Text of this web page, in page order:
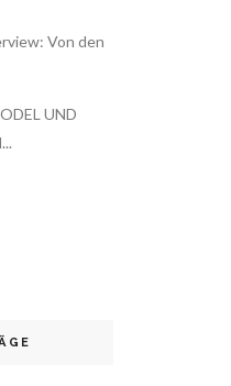
Von den
UND